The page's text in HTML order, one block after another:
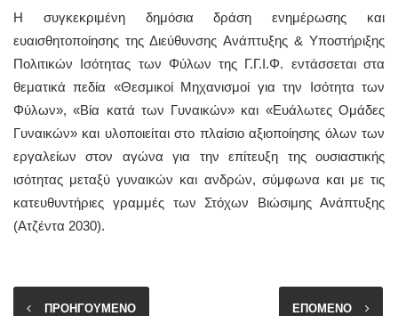
Η συγκεκριμένη δημόσια δράση ενημέρωσης και
ευαισθητοποίησης της Διεύθυνσης Ανάπτυξης & Υποστήριξης
Πολιτικών Ισότητας των Φύλων της Γ.Γ.Ι.Φ. εντάσσεται στα
θεματικά πεδία «Θεσμικοί Μηχανισμοί για την Ισότητα των
Φύλων», «Βία κατά των Γυναικών» και «Ευάλωτες Ομάδες
Γυναικών» και υλοποιείται στο πλαίσιο αξιοποίησης όλων των
εργαλείων στον αγώνα για την επίτευξη της ουσιαστικής
ισότητας μεταξύ γυναικών και ανδρών, σύμφωνα και με τις
κατευθυντήριες γραμμές των Στόχων Βιώσιμης Ανάπτυξης
(Ατζέντα 2030).
ΠΡΟΗΓΟΥΜΕΝΟ ΕΠΟΜΕΝΟ